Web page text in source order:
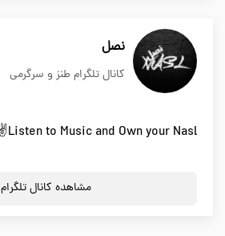
نصل
کانال تلگرام طنز و سرگرمی
Listen to Music and Own your Nasl✌
مشاهده کانال تلگرام